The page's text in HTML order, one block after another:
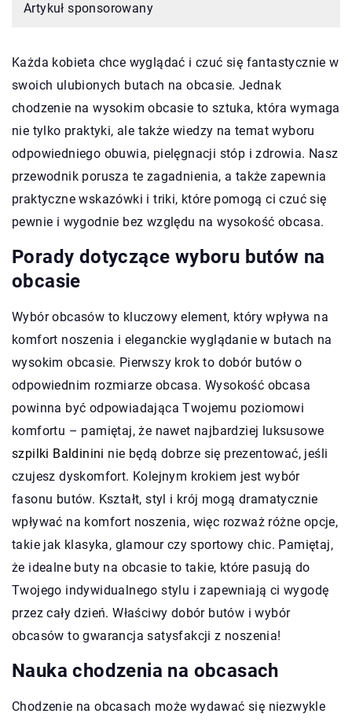
Artykuł sponsorowany
Każda kobieta chce wyglądać i czuć się fantastycznie w
swoich ulubionych butach na obcasie. Jednak
chodzenie na wysokim obcasie to sztuka, która wymaga
nie tylko praktyki, ale także wiedzy na temat wyboru
odpowiedniego obuwia, pielęgnacji stóp i zdrowia. Nasz
przewodnik porusza te zagadnienia, a także zapewnia
praktyczne wskazówki i triki, które pomogą ci czuć się
pewnie i wygodnie bez względu na wysokość obcasa.
Porady dotyczące wyboru butów na
obcasie
Wybór obcasów to kluczowy element, który wpływa na
komfort noszenia i eleganckie wyglądanie w butach na
wysokim obcasie. Pierwszy krok to dobór butów o
odpowiednim rozmiarze obcasa. Wysokość obcasa
powinna być odpowiadająca Twojemu poziomowi
komfortu – pamiętaj, że nawet najbardziej luksusowe
szpilki Baldinini nie będą dobrze się prezentować, jeśli
czujesz dyskomfort. Kolejnym krokiem jest wybór
fasonu butów. Kształt, styl i krój mogą dramatycznie
wpływać na komfort noszenia, więc rozważ różne opcje,
takie jak klasyka, glamour czy sportowy chic. Pamiętaj,
że idealne buty na obcasie to takie, które pasują do
Twojego indywidualnego stylu i zapewniają ci wygodę
przez cały dzień. Właściwy dobór butów i wybór
obcasów to gwarancja satysfakcji z noszenia!
Nauka chodzenia na obcasach
Chodzenie na obcasach może wydawać się niezwykle